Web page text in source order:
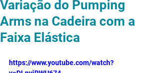
Variação do Pumping
Arms na Cadeira com a
Faixa Elástica
https://www.youtube.com/watch?